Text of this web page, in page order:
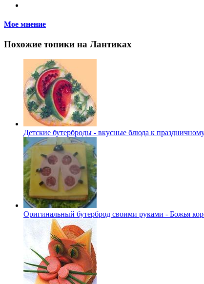
Мое мнение
Похожие топики на Лантиках
Детские бутерброды - вкусные блюда к
Оригинальный бутерброд своими руками - Божья